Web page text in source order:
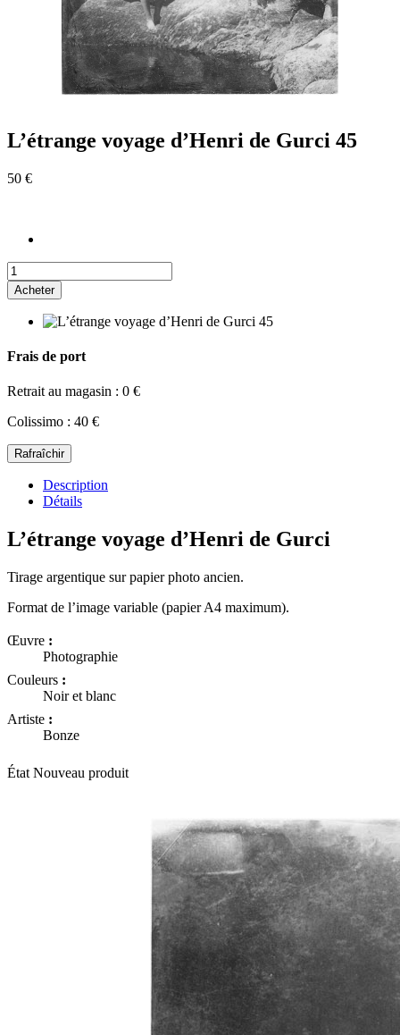
L’étrange voyage d’Henri de Gurci 45
50 €
Acheter
Frais de port
Retrait au magasin : 0 €
Colissimo : 40 €
Description
Détails
L’étrange voyage d’Henri de Gurci
Tirage argentique sur papier photo ancien.
Format de l’image variable (papier A4 maximum).
Œuvre :
Photographie
Couleurs :
Noir et blanc
Artiste :
Bonze
État Nouveau produit